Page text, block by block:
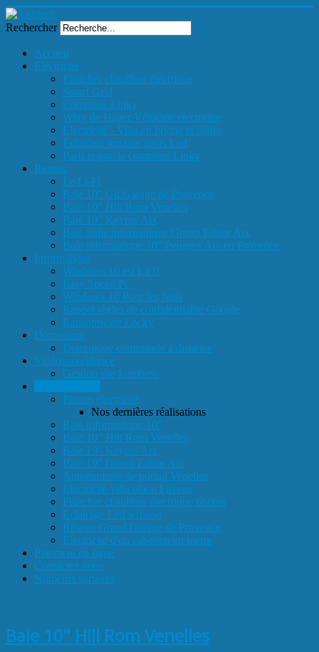
Rechercher
Accueil
Electricité
Plancher chauffant électrique
Smart Grid
Compteur Linky
Witty de Hager Véhicule électrique
Electricité - Villa en brique et plâtre
Eclairage terrasse spots Led
Paris rejette le compteur Linky
Reseau
Le Li-Fi
Baie 10" Gd Garage de Provence
Baie 10" Hill Rom Venelles
Baie 19" Keyrus Aix
Baie Salle informatique Group Editor Aix
Baie informatique 10" Peugeot Aix en Provence
Informatique
Windows 10 est Là !!
Easy Speed Pc
Windows 10 Pour les Nuls
Rappel règles de confidentialité Google
Ransomware Locky
Domotique
Domotique commande à distance
Vidéosurveillance
Gestion site Lambesc
Photos électricité
Nos dernières réalisations
Baie informatique 10"
Baie 10" Hill Rom Venelles
Baie 19" Keyrus Aix
Baie 19" Group Editor Aix
Automatisme de portail Venelles
Electricité villa placo Fuveau
Plancher chauffant électrique photos
Eclairage Led terrasse
Réseau Grand Garage de Provence
Electricité d'un cabanon en pierre
Paiement en ligne
Contactez nous
Numéros surtaxés
Baie 10" Hill Rom Venelles